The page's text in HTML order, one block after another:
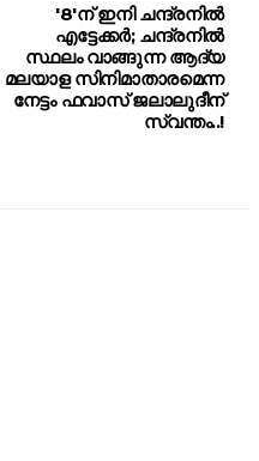
'8'ന് ഇനി ചന്ദ്രനിൽ
എട്ടേക്കർ; ചന്ദ്രനിൽ
സ്ഥലം വാങ്ങുന്ന ആദ്യ
മലയാള സിനിമാതാരമെന്ന
നേട്ടം ഫവാസ് ജലാലുദീന്
സ്വന്തം..!